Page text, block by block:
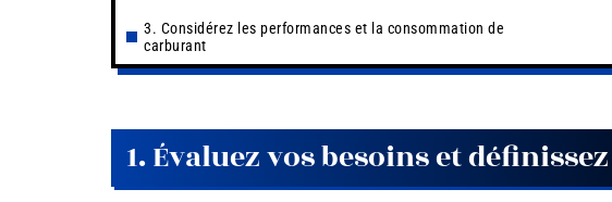
3. Considérez les performances et la consommation de
carburant
1. Évaluez vos besoins et